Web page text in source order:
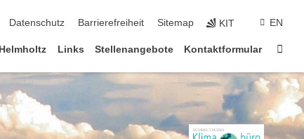
Datenschutz Barrierefreiheit Sitemap KIT EN
Helmholtz Links Stellenangebote Kontaktformular